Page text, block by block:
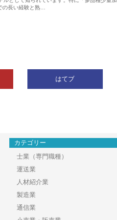
の長い経験と熟…
はてブ
カテゴリー
士業（専門職種）
運送業
人材紹介業
製造業
通信業